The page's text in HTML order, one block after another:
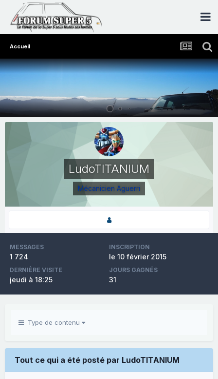
Accueil
LudoTITANIUM
Mécanicien Aguerri
MESSAGES
1 724
INSCRIPTION
le 10 février 2015
DERNIÈRE VISITE
jeudi à 18:25
JOURS GAGNÉS
31
Type de contenu
Tout ce qui a été posté par LudoTITANIUM